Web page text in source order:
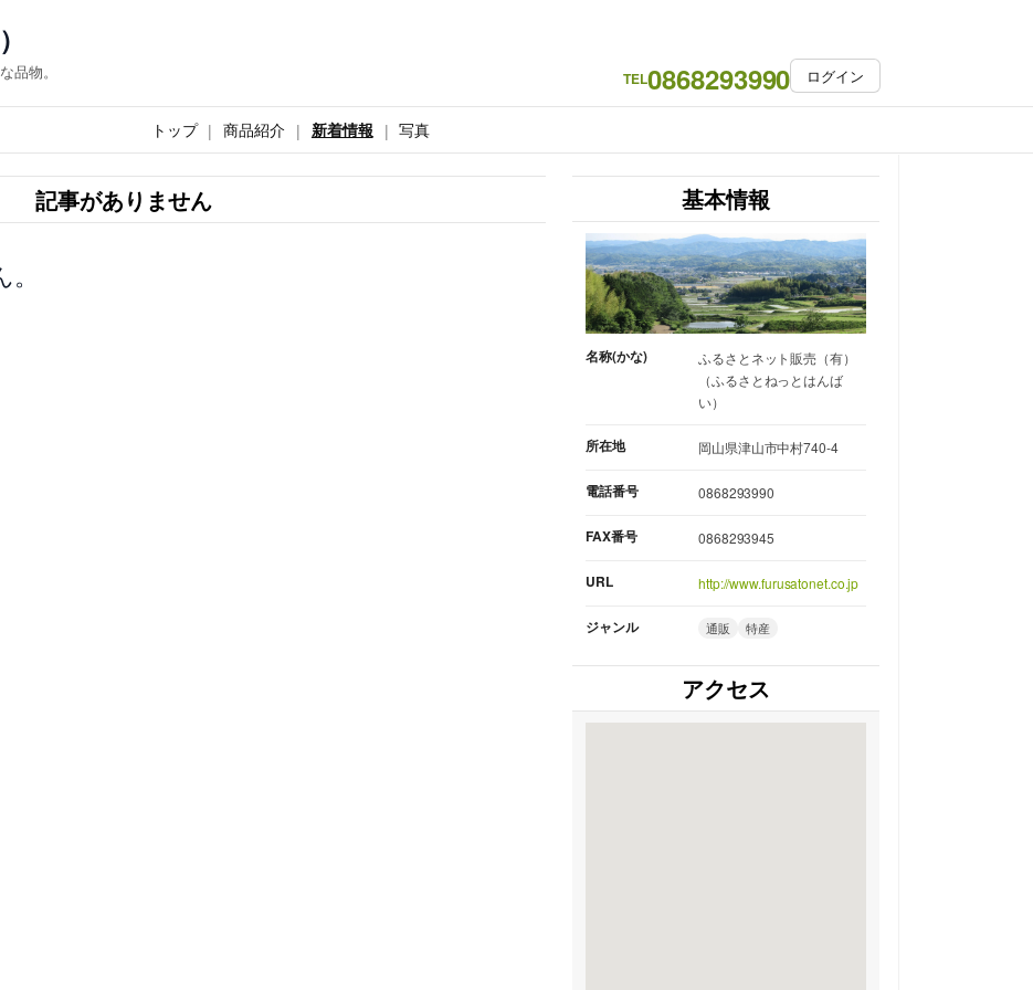
品物。 TEL0868293990 ログイン
トップ 商品紹介 新着情報 写真
記事がありません 基本情報
名称(かな)
ふるさとネット販売（有）
（ふるさとねっとはんば
い）
所在地 岡山県津山市中村740-4
電話番号 0868293990
FAX番号 0868293945
URL http://www.furusatonet.co.jp
ジャンル 通販 特産
アクセス